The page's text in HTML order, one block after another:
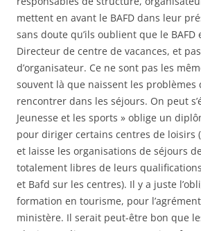
mettent en avant le BAFD dans leur
sans doute qu’ils oublient que le
Directeur de centre de vacances, et
d’organisateur. Ce ne sont pas les
souvent là que naissent les problèmes
rencontrer dans les séjours. On peut
Jeunesse et les sports » oblige un
pour diriger certains centres de loisirs
et laisse les organisations de séjours
totalement libres de leurs
et Bafd sur les centres). Il y a juste
formation en tourisme, pour
ministère. Il serait peut-être bon que